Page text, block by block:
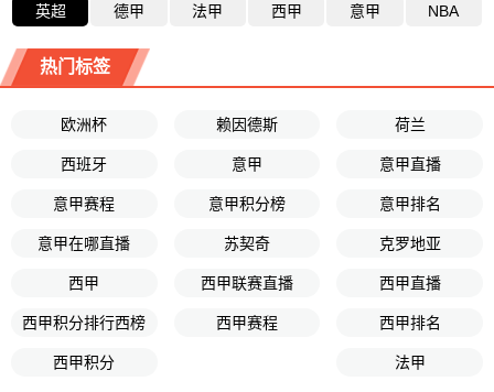
英超 德甲 法甲 西甲 意甲 NBA
热门标签
欧洲杯 赖因德斯 荷兰
西班牙 意甲 意甲直播
意甲赛程 意甲积分榜 意甲排名
意甲在哪直播 苏契奇 克罗地亚
西甲 西甲联赛直播 西甲直播
西甲积分排行西榜 西甲赛程 西甲排名
西甲积分 法甲